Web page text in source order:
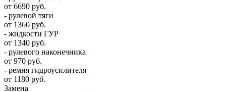
от 6690 руб.
- рулевой тяги
от 1360 руб.
- жидкости ГУР
от 1340 руб.
- рулевого наконечника
от 970 руб.
- ремня гидроусилителя
от 1180 руб.
Замена